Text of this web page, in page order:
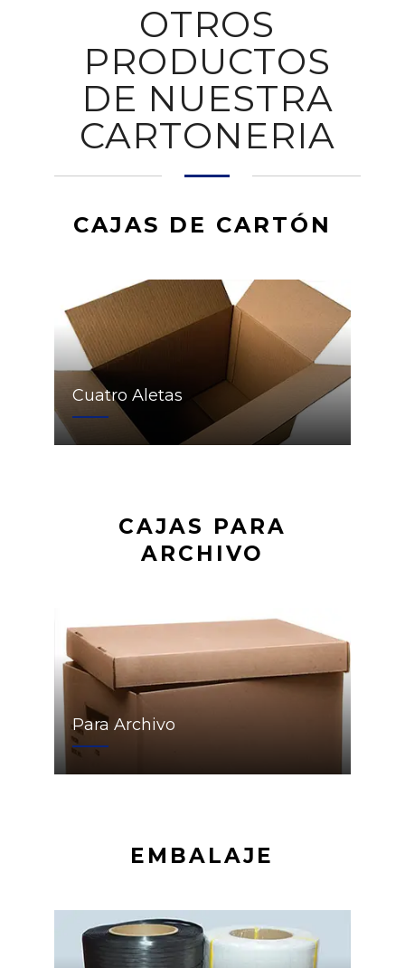
OTROS
PRODUCTOS
DE NUESTRA
CARTONERIA
CAJAS DE CARTÓN
Cuatro Aletas
CAJAS PARA
ARCHIVO
Para Archivo
EMBALAJE